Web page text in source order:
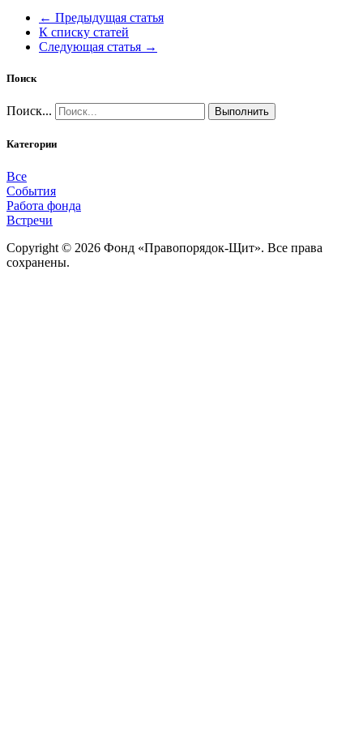
← Предыдущая статья
К списку статей
Следующая статья →
Поиск
Поиск... Выполнить
Категории
Все
События
Работа фонда
Встречи
Copyright © 2026 Фонд «Правопорядок-Щит». Все права
сохранены.